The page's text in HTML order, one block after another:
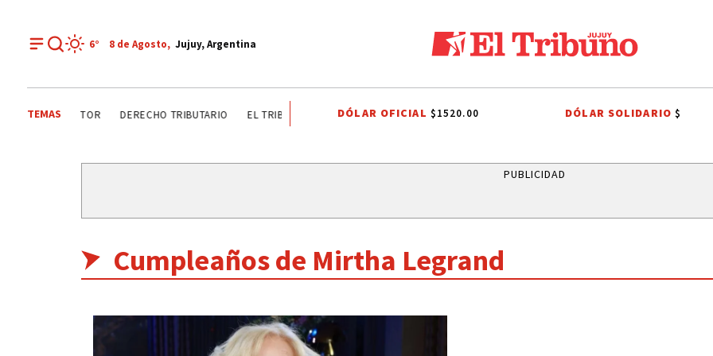
6° 8 de Agosto, Jujuy, Argentina
TEMAS
ANALIZAN SECTOR DERECHO TRIBUTARIO EL TRIBUNO POR LOS BARRIOS ONDA ESTUDIANTIL 2026 ÁLVARO MAXIMILIANO SAIQUITA
DÓLAR OFICIAL $1520.00 DÓLAR SOLIDARIO$
PUBLICIDAD
Cumpleaños de Mirtha Legrand